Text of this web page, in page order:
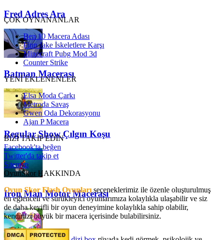
Fred Adres Ara
Batman Macerası
Regular Show Çılgın Koşu
Iron Man Motor Macerası
ÇOK OYNANANLAR
Ben 10 Macera Adası
Finn Jake İskeletlere Karşı
Minecraft Pubg Mod 3d
Counter Strike
YENİ EKLENENLER
Elsa Moda Çarkı
Metroda Savaş
Gwen Oda Dekorasyonu
Ajan P Macera
BİZİ TAKİP EDİN
Facebook'ta beğen
Twitter'da takip et
Sitemap
OyunSkor HAKKINDA
Oyun Skor Flash Oyunları seçeneklerimiz ile özenle oluşturulmuş
en eğlenceli ve sürükleyici oyunlarımıza kolaylıkla ulaşabilir ve siz
de daha keyifli bir oyun deneyimine kolaylıkla sahip olabilir,
kendinizi büyük bir macera içerisinde bulabilirsiniz.